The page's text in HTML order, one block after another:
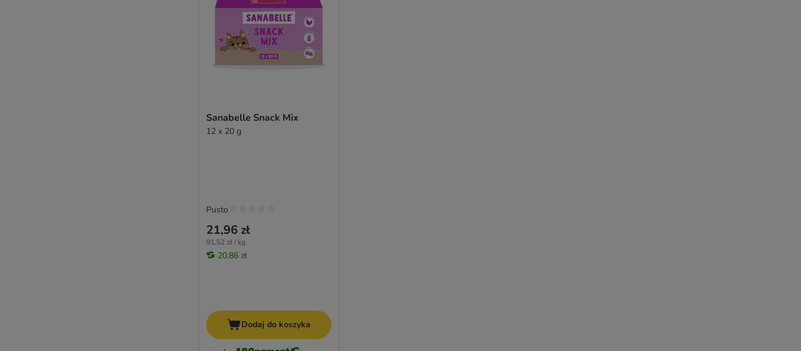
Sanabelle Snack Mix
12 x 20 g
21,96 zł
91,52 zł / kg
20,86 zł
Pusto
Dodaj do koszyka